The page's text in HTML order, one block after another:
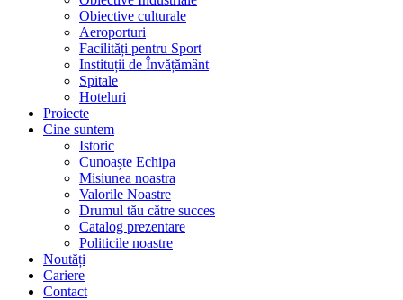
Obiective culturale
Aeroporturi
Facilități pentru Sport
Instituții de Învățământ
Spitale
Hoteluri
Proiecte
Cine suntem
Istoric
Cunoaște Echipa
Misiunea noastra
Valorile Noastre
Drumul tău către succes
Catalog prezentare
Politicile noastre
Noutăți
Cariere
Contact